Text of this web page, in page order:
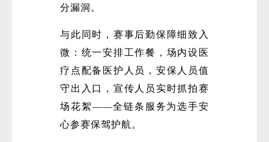
分漏洞。
与此同时，赛事后勤保障细致入
微：统一安排工作餐，场内设医
疗点配备医护人员，安保人员值
守出入口，宣传人员实时抓拍赛
场花絮——全链条服务为选手安
心参赛保驾护航。